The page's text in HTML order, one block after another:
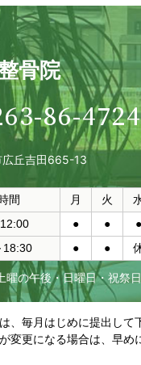
骨院
86-4724
広丘吉田665-13
間 月 火
● ●
●
18:30
● ●
曜の午後・日曜日・祝祭日
、毎月はじめに提出して
変更になる場合は、早め